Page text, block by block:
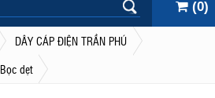
(0)
DÂY CÁP ĐIỆN TRẦN PHÚ
Bọc dẹt